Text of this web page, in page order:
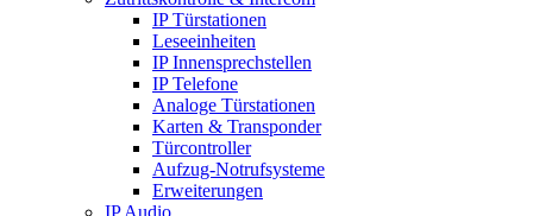
IP Türstationen
Leseeinheiten
IP Innensprechstellen
IP Telefone
Analoge Türstationen
Karten & Transponder
Türcontroller
Aufzug-Notrufsysteme
Erweiterungen
IP Audio